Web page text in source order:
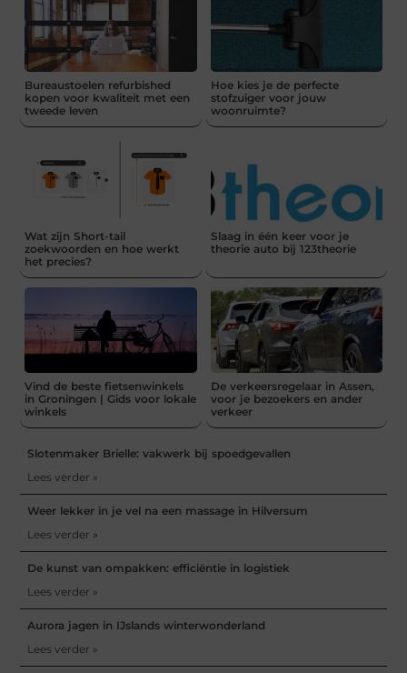
Bureaustoelen refurbished
kopen voor kwaliteit met een
tweede leven
Hoe kies je de perfecte
stofzuiger voor jouw
woonruimte?
Wat zijn Short-tail
zoekwoorden en hoe werkt
het precies?
Slaag in één keer voor je
theorie auto bij 123theorie
Vind de beste fietsenwinkels
in Groningen | Gids voor lokale
winkels
De verkeersregelaar in Assen,
voor je bezoekers en ander
verkeer
Slotenmaker Brielle: vakwerk bij spoedgevallen
Lees verder »
Weer lekker in je vel na een massage in Hilversum
Lees verder »
De kunst van ompakken: efficiëntie in logistiek
Lees verder »
Aurora jagen in IJslands winterwonderland
Lees verder »